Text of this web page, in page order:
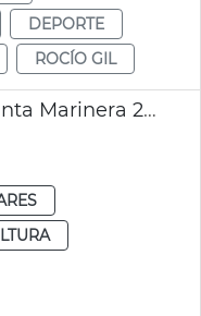
DEPORTE
ROCÍO GIL
QR inlcusivo Semana Santa Marinera 2026